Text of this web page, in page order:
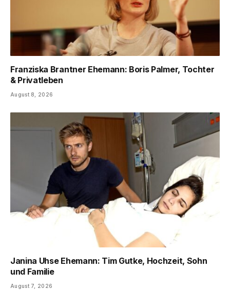
Franziska Brantner Ehemann: Boris Palmer, Tochter
& Privatleben
August 8, 2026
Janina Uhse Ehemann: Tim Gutke, Hochzeit, Sohn
und Familie
August 7, 2026